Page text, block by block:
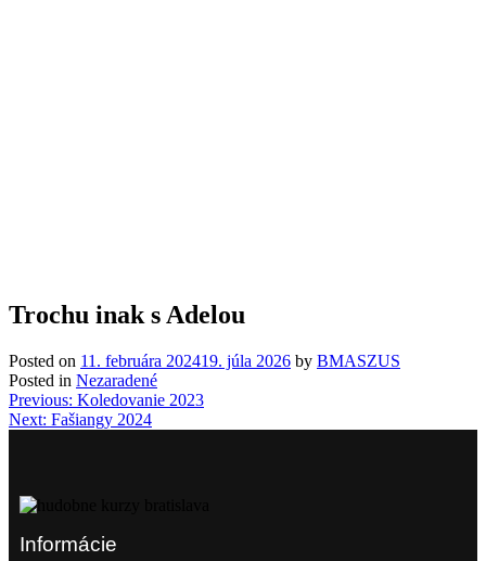
Trochu inak s Adelou
Posted on 11. februára 202419. júla 2026 by BMASZUS
Posted in Nezaradené
Navigácia
v
Previous: Koledovanie 2023
Next: Fašiangy 2024
Informácie